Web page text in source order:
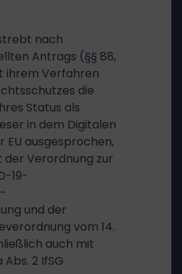
nach
Antrags (§§ 88,
ihrem Verfahren
die
Status als
in dem Digitalen
ausgesprochen,
Verordnung zur
19-
und der
vom 14.
auch mit
2 IfSG